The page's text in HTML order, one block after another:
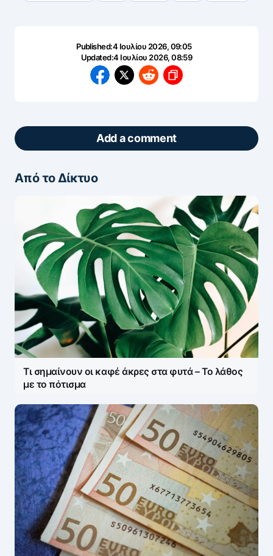
Published:4 Ιουλίου 2026, 09:05
Updated:4 Ιουλίου 2026, 08:59
Add a comment
ΖΩΝΤΑΝΆ ΣΧΌΛΙΑ
Πάρτε μέρος στη συζήτηση — το σχόλιό σας
ελέγχεται άμεσα από AI (Ελληνικά & Αγγλικά).
ΠΡΟΣΤΑΣΊΑ AI
Η ηλ. διεύθυνση σας δεν δημοσιεύεται. Τα
υποχρεωτικά πεδία σημειώνονται με*
Message*
Name*
E-mail *
Από το Δίκτυο
Τι σημαίνουν οι καφέ άκρες στα φυτά – Το λάθος
με το πότισμα